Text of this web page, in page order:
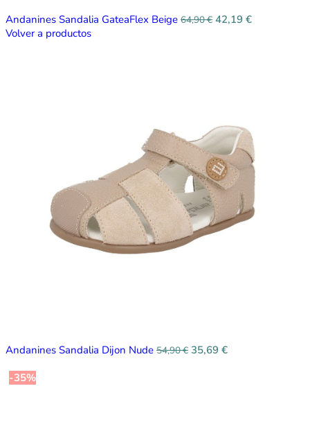
Andanines Sandalia GateaFlex Beige 64,90€ 42,19 €
Volver a productos
Andanines Sandalia Dijon Nude 54,90€ 35,69 €
-35%